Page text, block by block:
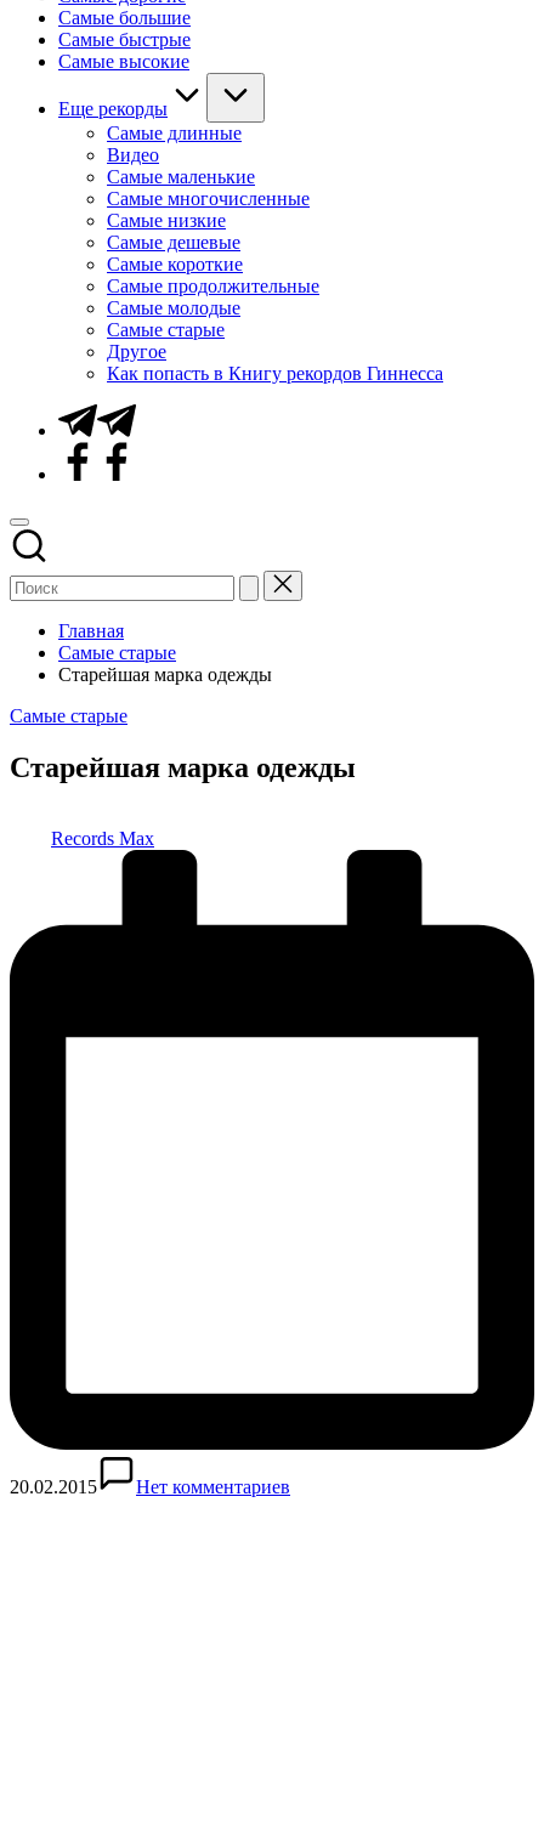
Самые большие
Самые быстрые
Самые высокие
Еще рекорды
Самые длинные
Видео
Самые маленькие
Самые многочисленные
Самые низкие
Самые дешевые
Самые короткие
Самые продолжительные
Самые молодые
Самые старые
Другое
Как попасть в Книгу рекордов Гиннесса
Telegram
Facebook
Главная
Самые старые
Старейшая марка одежды
Опубликовано
Самые старые
Старейшая марка одежды
Records Max
20.02.2015 Нет комментариев